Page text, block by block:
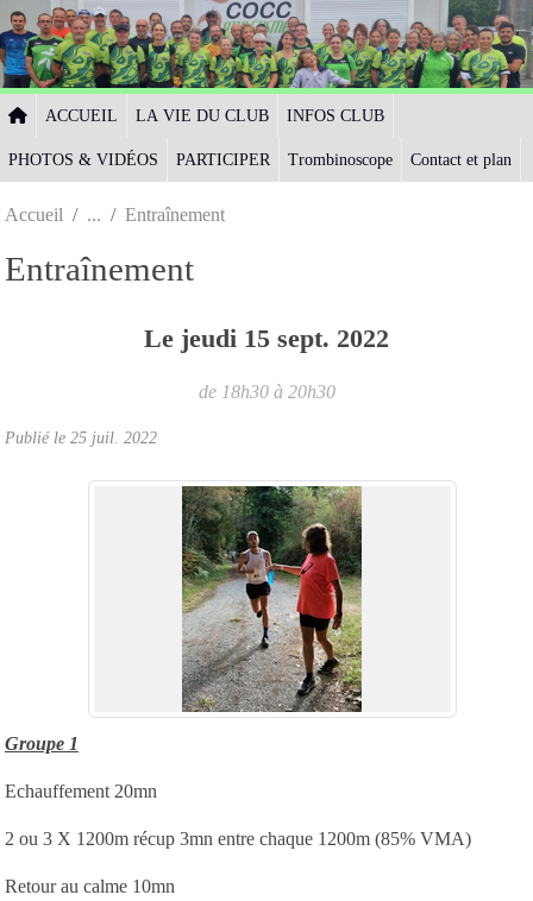
ACCUEIL LA VIE DU CLUB INFOS CLUB
PHOTOS & VIDÉOS PARTICIPER Trombinoscope Contact et plan
Accueil Entraînement
Entraînement
Le jeudi 15 sept. 2022
de 18h30 à 20h30
Publié le 25 juil. 2022
Groupe 1
Echauffement 20mn
2 ou 3 X 1200m récup 3mn entre chaque 1200m (85% VMA)
Retour au calme 10mn
Panneau de gestion des cookies